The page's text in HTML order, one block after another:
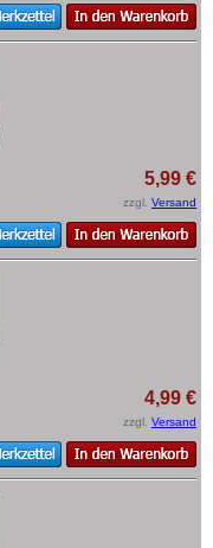
5,99 €
zzgl. Versand
4,99 €
zzgl. Versand